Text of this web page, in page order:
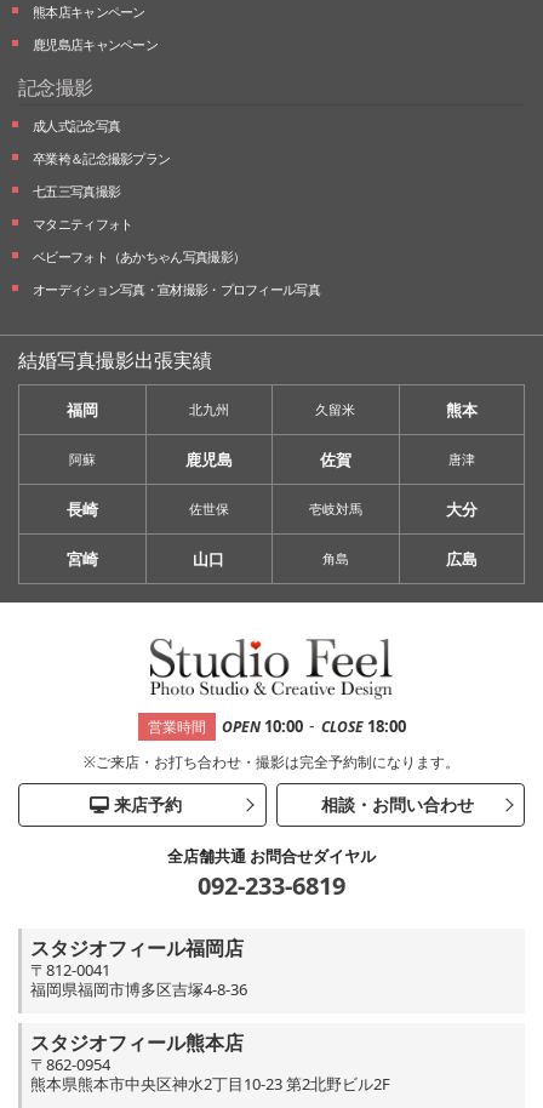
熊本店キャンペーン
鹿児島店キャンペーン
記念撮影
成人式記念写真
卒業袴＆記念撮影プラン
七五三写真撮影
マタニティフォト
ベビーフォト （あかちゃん写真撮影）
オーディション写真・ 宣材撮影・ プロフィール写真
結婚写真撮影出張実績
福岡 北九州 久留米 熊本
阿蘇 鹿児島 佐賀 唐津
長崎 佐世保 壱岐対馬 大分
宮崎 山口 角島 広島
営業時間 OPEN 10:00 - CLOSE 18:00
※ご来店・お打ち合わせ・撮影は完全予約制になります。
来店予約 相談・お問い合わせ
全店舗共通 お問合せダイヤル
092-233-6819
スタジオフィール福岡店
〒812-0041
福岡県福岡市博多区吉塚4-8-36
スタジオフィール熊本店
〒862-0954
熊本県熊本市中央区神水2丁目10-23 第2北野ビル2F